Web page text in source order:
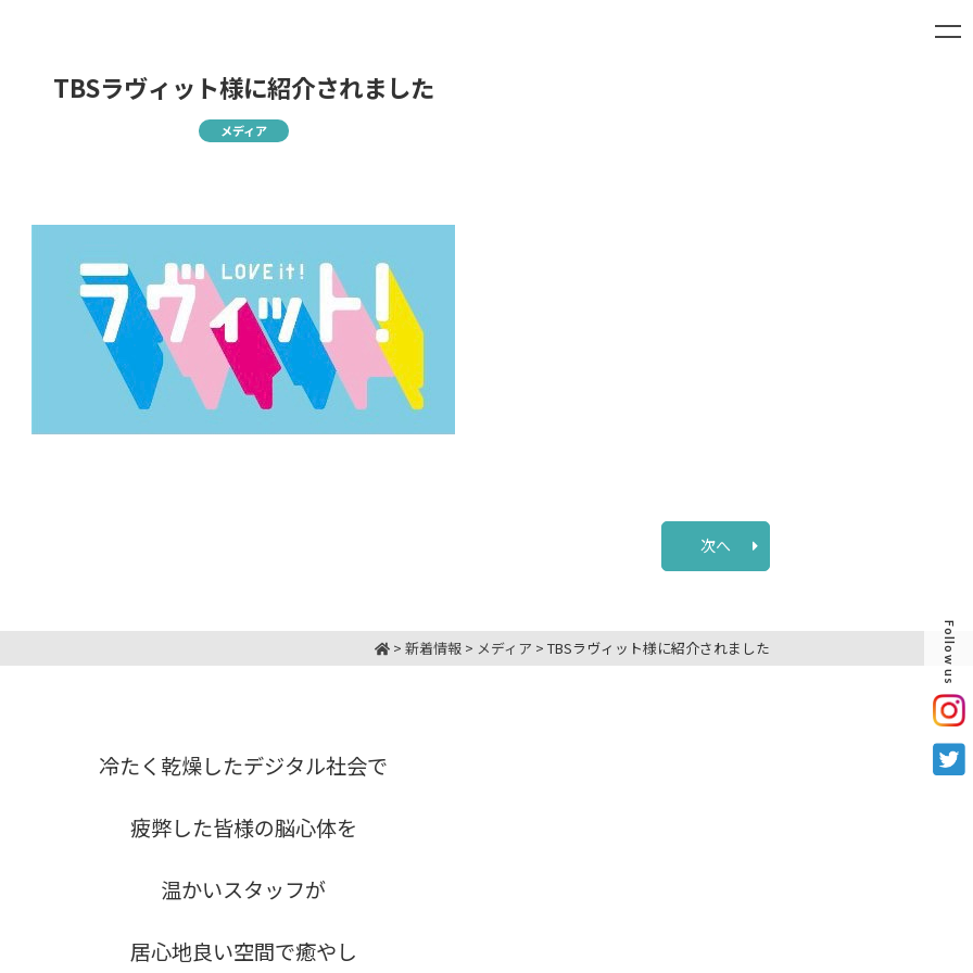
Follow us
TBSラヴィット様に紹介されました
メディア
次へ
> 新着情報 > メディア > TBSラヴィット様に紹介されました
冷たく乾燥したデジタル社会で
疲弊した皆様の脳心体を
温かいスタッフが
居心地良い空間で癒やし